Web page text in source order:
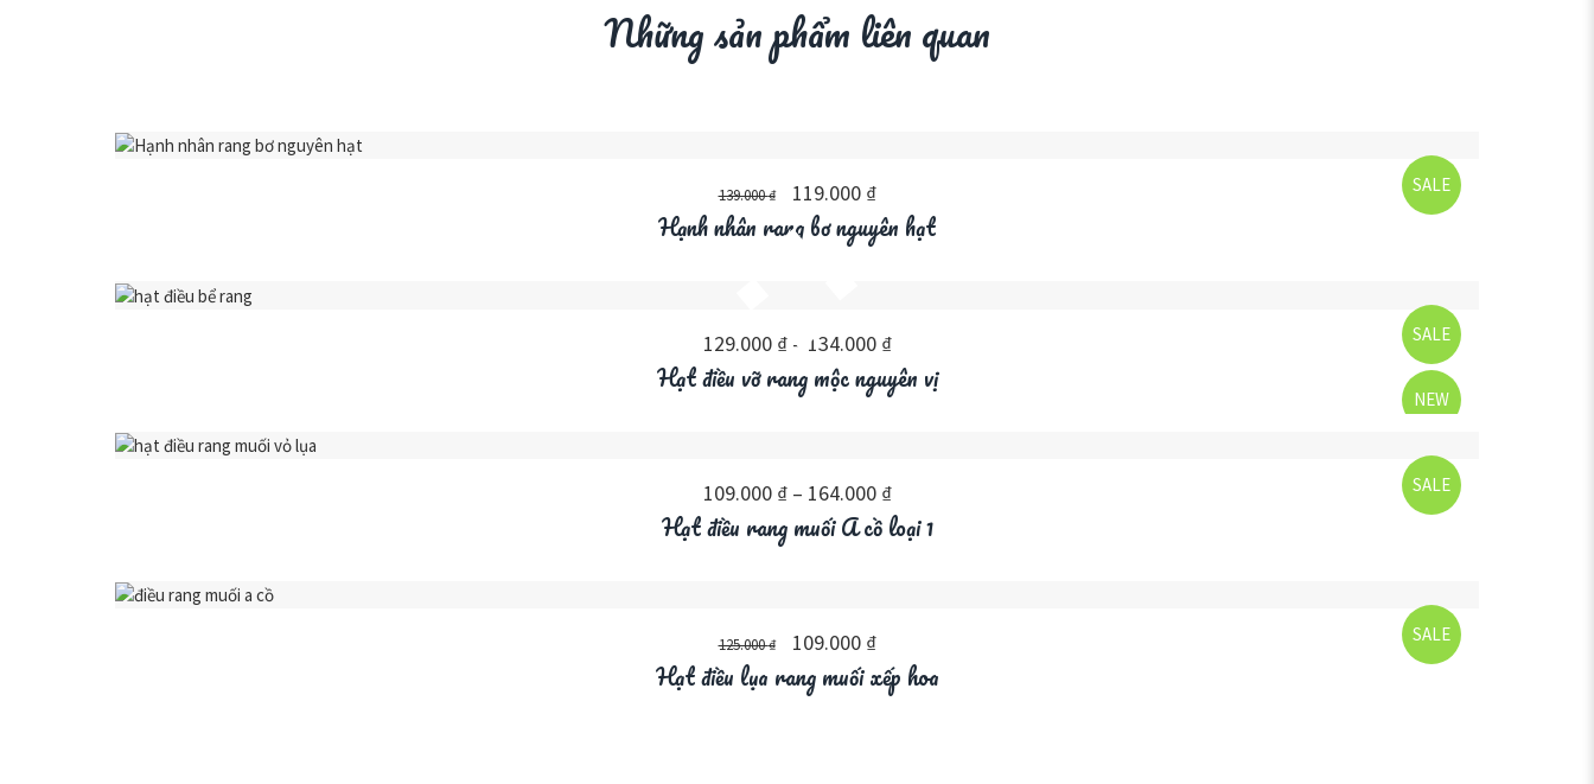
Những sản phẩm liên quan
SALE
139.000₫ 119.000 ₫
Hạnh nhân rang bơ nguyên hạt
SALE
NEW
129.000 ₫ – 134.000 ₫
Hạt điều vỡ rang mộc nguyên vị
SALE
109.000 ₫ – 164.000 ₫
Hạt điều rang muối A cồ loại 1
SALE
125.000₫ 109.000 ₫
Hạt điều lụa rang muối xếp hoa